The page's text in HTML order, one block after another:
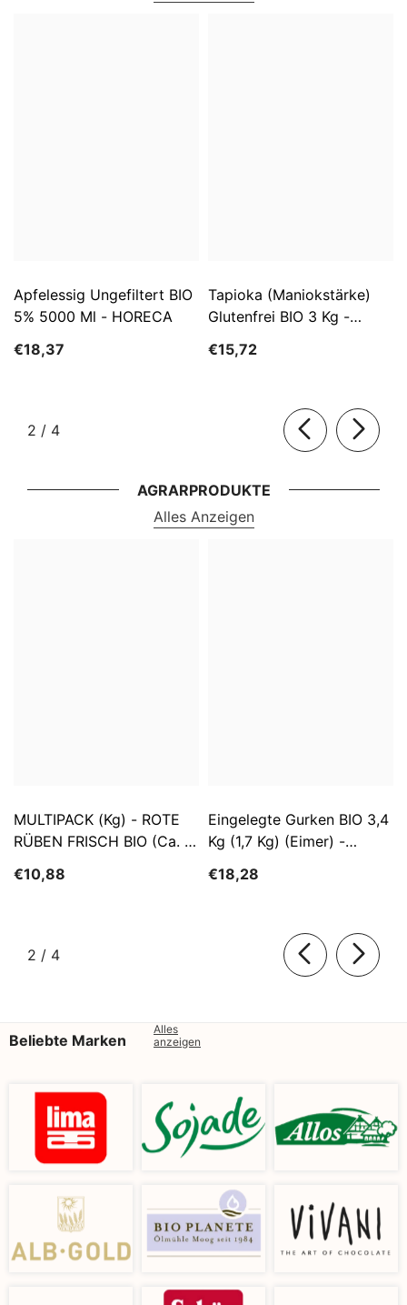
Apfelessig Ungefiltert BIO
5% 5000 Ml - HORECA
€18,37
Tapioka (Maniokstärke)
Glutenfrei BIO 3 Kg -
€15,72
2 / von
4
AGRARPRODUKTE
Alles Anzeigen
MULTIPACK (kg) - ROTE
RÜBEN FRISCH BIO (ca. 5
€10,88
Eingelegte Gurken BIO 3,4
Kg (1,7 Kg) (Eimer) -
€18,28
2 / von
4
Beliebte Marken
Alles
anzeigen